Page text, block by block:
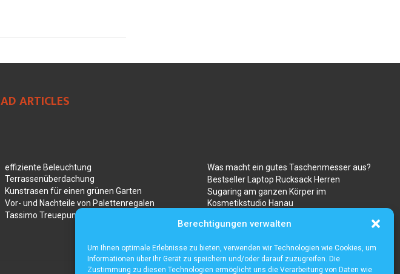
Berechtigungen verwalten
Um Ihnen optimale Erlebnisse zu bieten, verwenden wir Technologien wie Cookies, um
Informationen über Ihr Gerät zu speichern und/oder darauf zuzugreifen. Die
Zustimmung zu diesen Technologien ermöglicht uns die Verarbeitung von Daten wie
ARTICLES
effiziente Beleuchtung
Terrassenüberdachung
Kunstrasen für einen grünen Garten
Vor- und Nachteile von Palettenregalen
Tassimo Treuepunkte
Was macht ein gutes Taschenmesser aus?
Bestseller Laptop Rucksack Herren
Sugaring am ganzen Körper im
Kosmetikstudio Hanau
ravencoin?